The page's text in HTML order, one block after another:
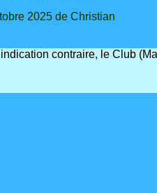
2025 de Christian
contraire, le Club